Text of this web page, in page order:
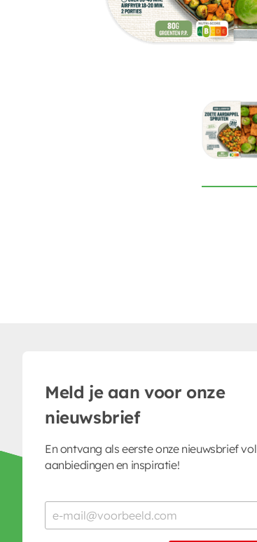
Meld je aan voor onze
nieuwsbrief
En ontvang als eerste onze nieuwsbrief vol
aanbiedingen en inspiratie!